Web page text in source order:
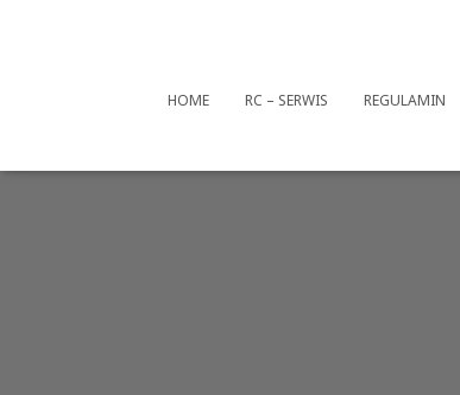
HOME RC – SERWIS REGULAMIN